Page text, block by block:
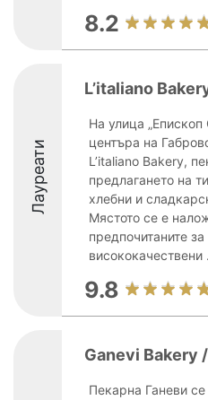
8.2
Лауреати
L’italiano
На улица
центъра на
L’italiano Bakery,
предлагането на
хлебни и
Мястото се е
предпочитаните
висококачествени
9.8
Ganevi Bakery
Пекарна Ганеви